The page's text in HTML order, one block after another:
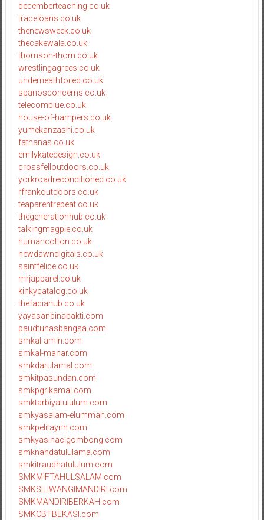
decemberteaching.co.uk
traceloans.co.uk
thenewsweek.co.uk
thecakewala.co.uk
thomson-thorn.co.uk
wrestlingagrees.co.uk
underneathfoiled.co.uk
spanosconcerns.co.uk
telecomblue.co.uk
house-of-hampers.co.uk
yumekanzashi.co.uk
fatnanas.co.uk
emilykatedesign.co.uk
crossfelloutdoors.co.uk
yorkroadreconditioned.co.uk
rfrankoutdoors.co.uk
teaparentrepeat.co.uk
thegenerationhub.co.uk
talkingmagpie.co.uk
humancotton.co.uk
newdawndigitals.co.uk
saintfelice.co.uk
mrjapparel.co.uk
kinkycatalog.co.uk
thefaciahub.co.uk
yayasanbinabakti.com
paudtunasbangsa.com
smkal-amin.com
smkal-manar.com
smkdarulamal.com
smkitpasundan.com
smkpgrikamal.com
smktarbiyatululum.com
smkyasalam-elummah.com
smkpelitaynh.com
smkyasinacigombong.com
smknahdatululama.com
smkitraudhatululum.com
SMKMIFTAHULSALAM.com
SMKSILIWANGIMANDIRI.com
SMKMANDIRIBERKAH.com
SMKCBTBEKASI.com